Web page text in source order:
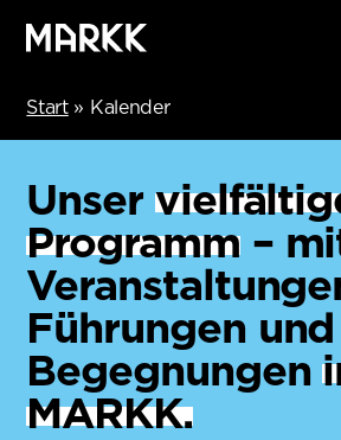
Start» Kalender
Unser
Programm–
Führungen und
Begegnungen
MARKK.